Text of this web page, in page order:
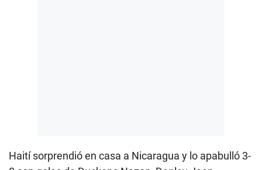
Haití sorprendió en casa a Nicaragua y lo apabulló 3-